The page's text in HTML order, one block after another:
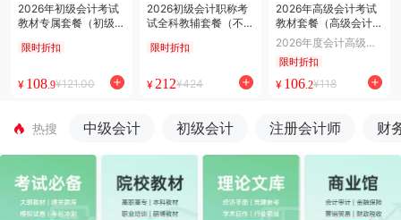
2026年初级会计考试
教材专属套餐（初级会
础68元+套餐专属思维
限时折扣
¥ 108.9¥121.00
2026初级会计职称考
试全科教辅套餐（不含
0题+模拟试题+一本通
限时折扣
¥ 212¥424
2026年高级会计考试
教材套餐（高级会计实
务80元+高级会计实务
案例38元）
2026年度会计高级级
职称考试教材
限时折扣
¥ 106.2¥118
热搜 中级会计 初级会计 注册会计师 财